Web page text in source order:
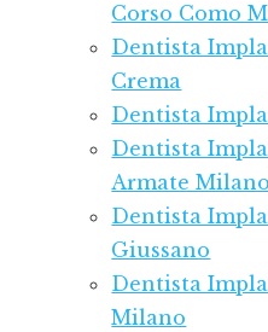
Corso Como
Dentista
Crema
Dentista
Dentista
Armate Milano
Dentista
Giussano
Dentista
Milano